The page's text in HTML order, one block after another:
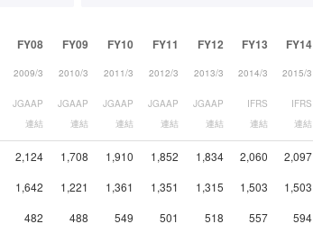
FY08 FY09 FY10 FY11 FY12 FY13 FY14
2009/3 2010/3 2011/3 2012/3 2013/3 2014/3 2015/3
JGAAP
連結
JGAAP
連結
JGAAP
連結
JGAAP
連結
JGAAP
連結
IFRS
連結
IFRS
連結
2,124 1,708 1,910 1,852 1,834 2,060 2,097
1,642 1,221 1,361 1,351 1,315 1,503 1,503
482 488 549 501 518 557 594